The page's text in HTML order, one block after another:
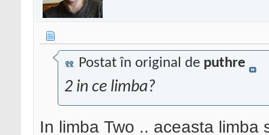
Postat în original de puthre
2 in ce limba?
In limba Two .. aceasta limba